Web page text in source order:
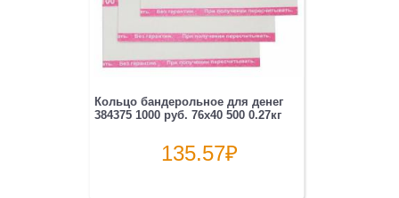
Кольцо бандерольное для денег
384375 1000 руб. 76х40 500 0.27кг
135.57₽